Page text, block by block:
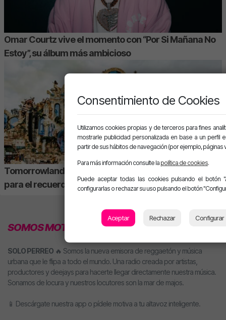
Omar Courtz vive el momento con “Por Si Mañana No
Estoy”, su álbum más ambicioso
Tomorrowland 2026 baja el telón con otra edición
para el recuerdo
SOMOS MOTIVA
SOLO PERREO 🔥 Somos la nueva emisora de reggaetón y música
urbana que le flipa a todo el mundo. Una radio creada por artistas,
productores y deejays para hacerte llegar directamente nuestra música.
Sonamos de locura y nuestros locutores son la mar de majos.
📱 Descárgate nuestra app o pídele motiva a tu altavoz inteligente.
Consentimiento de Cookies
Utilizamos cookies propias y de terceros para fines
mostrarle publicidad personalizada en base a un perfil
partir de sus hábitos de navegación (por ejemplo, páginas
Para más información consulte la política de cookies.
Puede aceptar todas las cookies pulsando el botón
configurarlas o rechazar su uso pulsando el botón
Aceptar Rechazar Configurar